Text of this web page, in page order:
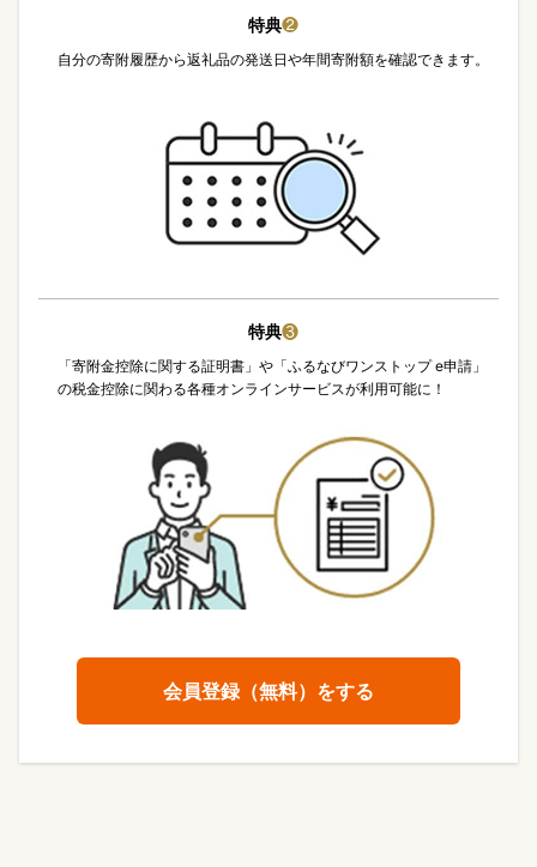
特典❷
自分の寄附履歴から返礼品の発送日や年間寄附額を確認できます。
特典❸
「寄附金控除に関する証明書」や「ふるなびワンストップ e申請」
の税金控除に関わる各種オンラインサービスが利用可能に！
会員登録（無料）をする